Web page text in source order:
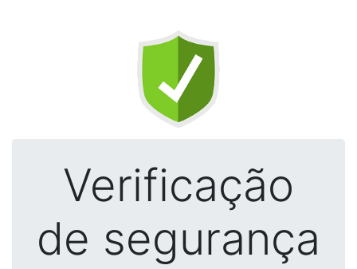
Verificação
de segurança